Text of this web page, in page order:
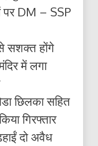
पर DM – SSP
सशक्त होंगे
में लगा
छिलका सहित
गिरफ्तार
दो अवैध